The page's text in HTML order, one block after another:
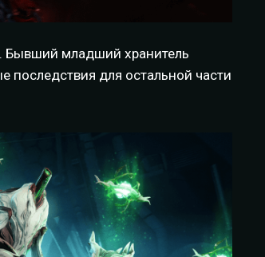
Бывший младший хранитель
последствия для остальной части